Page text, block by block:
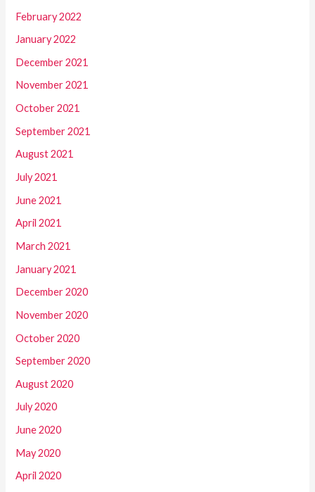
February 2022
January 2022
December 2021
November 2021
October 2021
September 2021
August 2021
July 2021
June 2021
April 2021
March 2021
January 2021
December 2020
November 2020
October 2020
September 2020
August 2020
July 2020
June 2020
May 2020
April 2020